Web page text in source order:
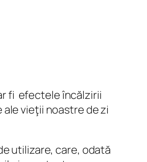
fi efectele încălzirii
vieţii noastre de zi
utilizare, care, odată